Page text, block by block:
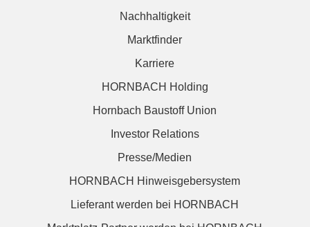
Nachhaltigkeit
Marktfinder
Karriere
HORNBACH Holding
Hornbach Baustoff Union
Investor Relations
Presse/Medien
HORNBACH Hinweisgebersystem
Lieferant werden bei HORNBACH